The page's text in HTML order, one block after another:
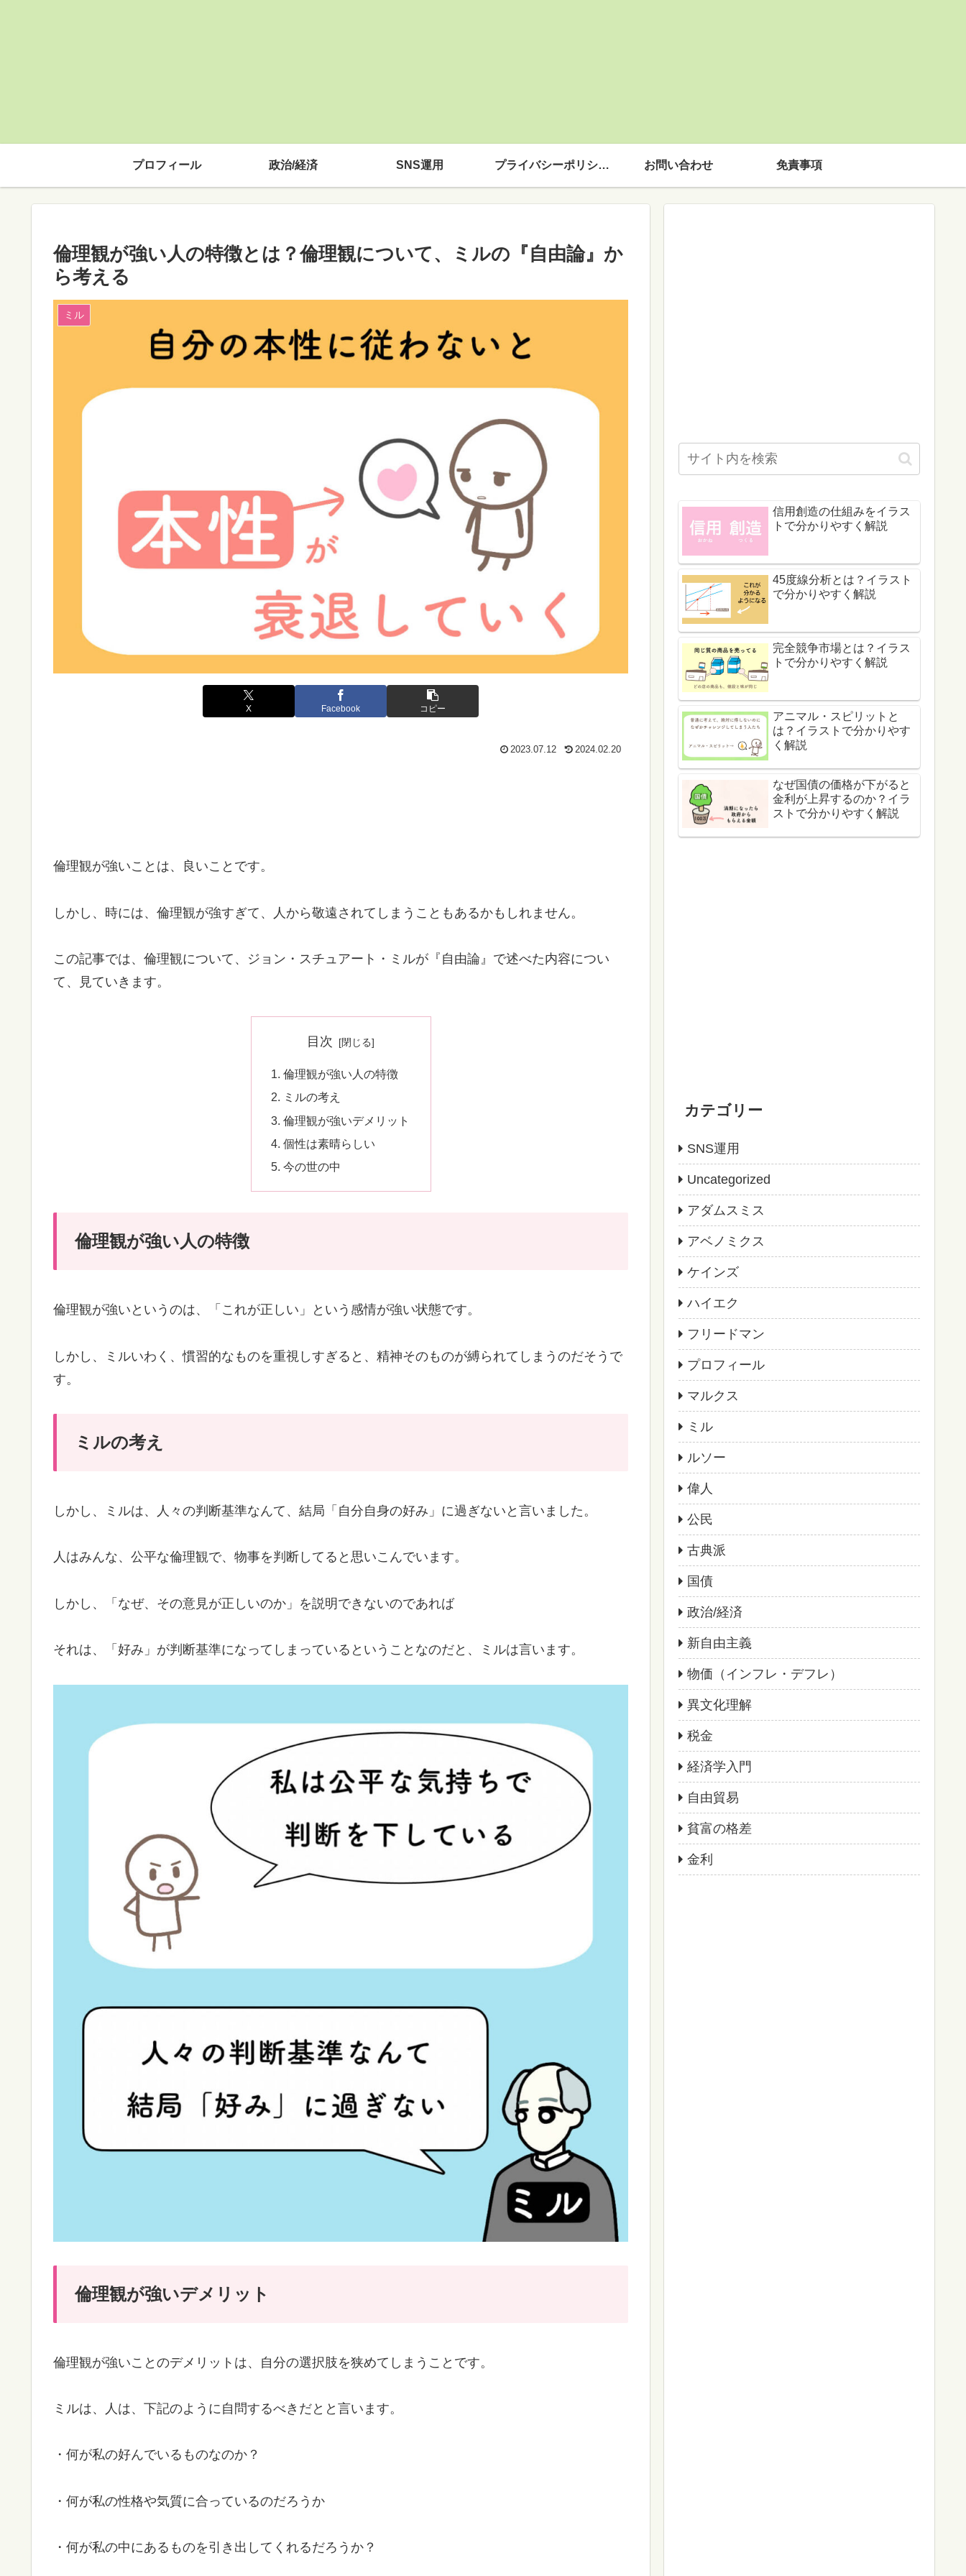
プロフィール 政治/経済 SNS運用 プライバシーポリシー お問い合わせ 免責事項
倫理観が強い人の特徴とは？倫理観について、ミルの『自由論』か
ら考える
ミル
X Facebook コピー
2023.07.12 2024.02.20
倫理観が強いことは、良いことです。
しかし、時には、倫理観が強すぎて、人から敬遠されてしまうこともあるかもしれません。
この記事では、倫理観について、ジョン・スチュアート・ミルが『自由論』で述べた内容につい
て、見ていきます。
目次
倫理観が強い人の特徴
ミルの考え
️倫理観が強いデメリット
個性は素晴らしい
今の世の中
倫理観が強い人の特徴
倫理観が強いというのは、「これが正しい」という感情が強い状態です。
しかし、ミルいわく、慣習的なものを重視しすぎると、精神そのものが縛られてしまうのだそうで
す。
ミルの考え
しかし、ミルは、人々の判断基準なんて、結局「自分自身の好み」に過ぎないと言いました。
人はみんな、公平な倫理観で、物事を判断してると思いこんでいます。
しかし、「なぜ、その意見が正しいのか」を説明できないのであれば
それは、「好み」が判断基準になってしまっているということなのだと、ミルは言います。
️倫理観が強いデメリット
倫理観が強いことのデメリットは、自分の選択肢を狭めてしまうことです。
ミルは、人は、下記のように自問するべきだとと言います。
・何が私の好んでいるものなのか？
・何が私の性格や気質に合っているのだろうか
・何が私の中にあるものを引き出してくれるだろうか？
信用創造の仕組みをイラス
トで分かりやすく解説
45度線分析とは？イラスト
で分かりやすく解説
完全競争市場とは？イラス
トで分かりやすく解説
アニマル・スピリットと
は？イラストで分かりやす
く解説
なぜ国債の価格が下がると
金利が上昇するのか？イラ
ストで分かりやすく解説
カテゴリー
SNS運用
Uncategorized
アダムスミス
アベノミクス
ケインズ
ハイエク
フリードマン
プロフィール
マルクス
ミル
ルソー
偉人
公民
古典派
国債
政治/経済
新自由主義
物価（インフレ・デフレ）
異文化理解
税金
経済学入門
自由貿易
貧富の格差
金利